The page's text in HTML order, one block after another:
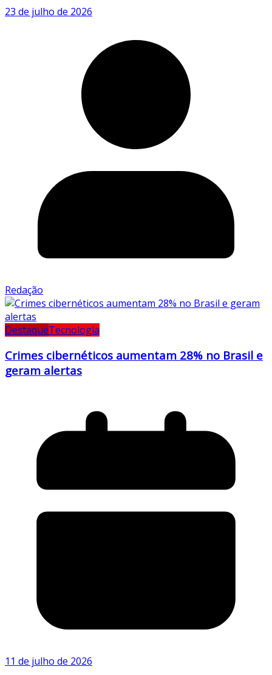
23 de julho de 2026
Redação
DestaqueTecnologia
Crimes cibernéticos aumentam 28% no Brasil e
geram alertas
11 de julho de 2026